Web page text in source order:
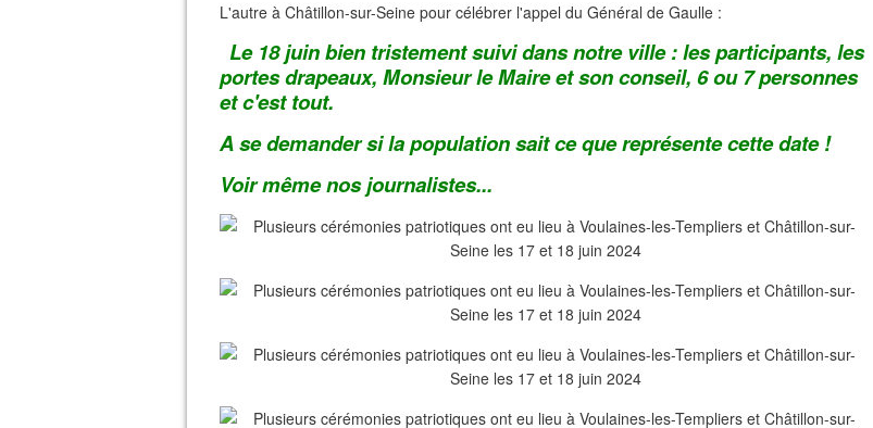
L'autre à Châtillon-sur-Seine pour célébrer l'appel du Général de Gaulle :
Le 18 juin bien tristement suivi dans notre ville : les participants, les
portes drapeaux, Monsieur le Maire et son conseil, 6 ou 7 personnes
et c'est tout.
A se demander si la population sait ce que représente cette date !
Voir même nos journalistes...